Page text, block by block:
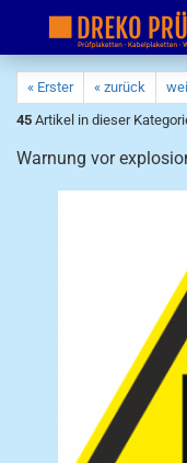
« Erster « zurück
45 Artikel in dieser
Warnung vor